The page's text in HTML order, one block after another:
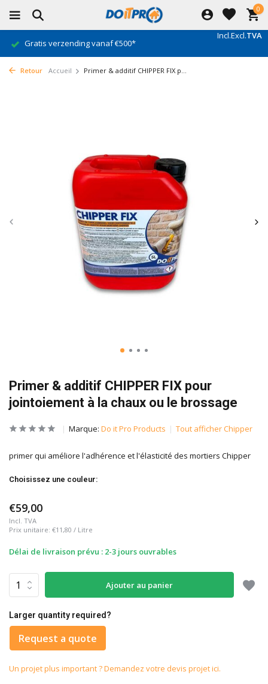
0
Incl.Excl.TVA
Gratis verzending vanaf €500*
Retour Accueil Primer & additif CHIPPER FIX p...
Primer & additif CHIPPER FIX pour
jointoiement à la chaux ou le brossage
Marque: Do it Pro Products Tout afficher Chipper
primer qui améliore l'adhérence et l'élasticité des mortiers Chipper
Choisissez une couleur:
€59,00
Incl. TVA
Prix unitaire: €11,80 / Litre
Délai de livraison prévu : 2-3 jours ouvrables
Ajouter au panier
Larger quantity required?
Request a quote
Un projet plus important ? Demandez votre devis projet ici.